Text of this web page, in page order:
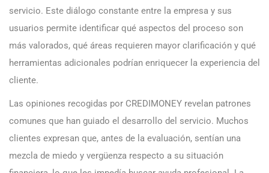
servicio. Este diálogo constante entre la empresa y sus
usuarios permite identificar qué aspectos del proceso son
más valorados, qué áreas requieren mayor clarificación y qué
herramientas adicionales podrían enriquecer la experiencia del
cliente.
Las opiniones recogidas por CREDIMONEY revelan patrones
comunes que han guiado el desarrollo del servicio. Muchos
clientes expresan que, antes de la evaluación, sentían una
mezcla de miedo y vergüenza respecto a su situación